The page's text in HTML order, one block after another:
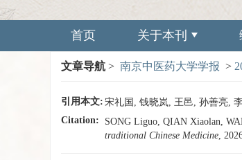
首页 关于本刊
文章导航 > 南京中医药大学学报 >
引用本文: 宋礼国, 钱晓岚, 王邑, 孙善亮,
Citation:
SONG Liguo, QIAN Xiaolan,
traditional Chinese Medicine,